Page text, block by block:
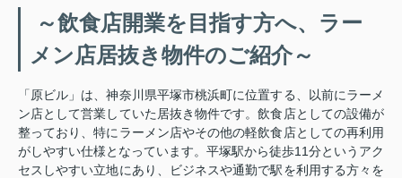
～飲食店開業を目指す方へ、ラー
メン店居抜き物件のご紹介～
「原ビル」は、神奈川県平塚市桃浜町に位置する、以前にラーメ
ン店として営業していた居抜き物件です。飲食店としての設備が
整っており、特にラーメン店やその他の軽飲食店としての再利用
がしやすい仕様となっています。平塚駅から徒歩11分というアク
セスしやすい立地にあり、ビジネスや通勤で駅を利用する方々を